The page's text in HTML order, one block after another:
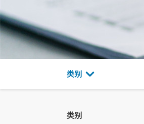
类别
类别